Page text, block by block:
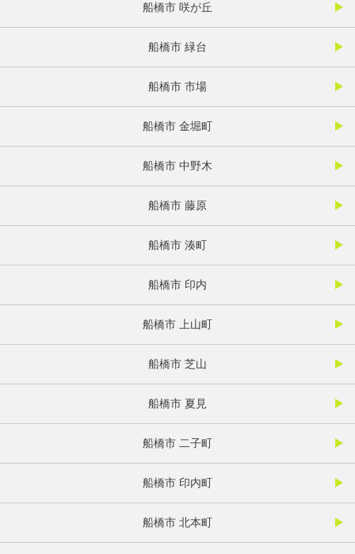
船橋市 咲が丘
船橋市 緑台
船橋市 市場
船橋市 金堀町
船橋市 中野木
船橋市 藤原
船橋市 湊町
船橋市 印内
船橋市 上山町
船橋市 芝山
船橋市 夏見
船橋市 二子町
船橋市 印内町
船橋市 北本町